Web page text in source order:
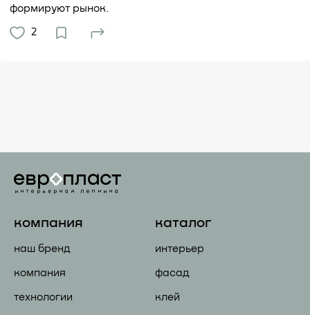
формируют рынок.
2
компания
наш бренд
компания
технологии
каталог
интерьер
фасад
клей